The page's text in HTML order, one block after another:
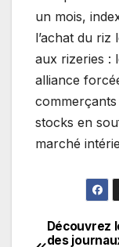
un mois,
l’achat du riz
aux rizeries :
alliance
stocks en
marché
Découvrez
des